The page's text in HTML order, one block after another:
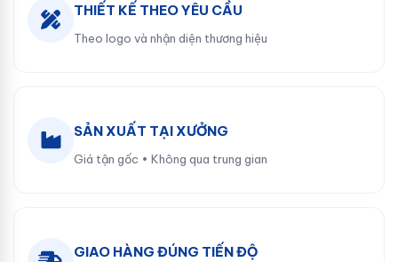
THIẾT KẾ THEO YÊU CẦU
Theo logo và nhận diện thương hiệu
SẢN XUẤT TẠI XƯỞNG
Giá tận gốc • Không qua trung gian
GIAO HÀNG ĐÚNG TIẾN ĐỘ